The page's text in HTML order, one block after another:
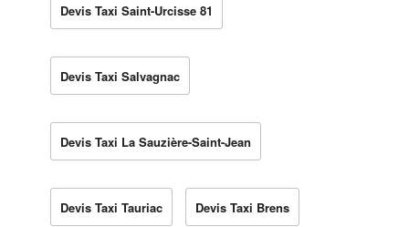
Devis Taxi Saint-Urcisse 81
Devis Taxi Salvagnac
Devis Taxi La Sauzière-Saint-Jean
Devis Taxi Tauriac Devis Taxi Brens